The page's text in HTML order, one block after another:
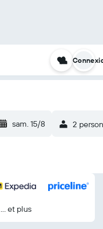
sam. 15/8 2
… et plus